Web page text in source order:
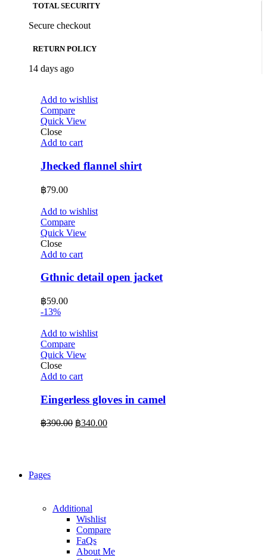
TOTAL SECURITY
Secure checkout
RETURN POLICY
14 days ago
Add to wishlist
Compare
Quick View
Close
Add to cart
Jhecked flannel shirt
฿79.00
Add to wishlist
Compare
Quick View
Close
Add to cart
Gthnic detail open jacket
฿59.00
-13%
Add to wishlist
Compare
Quick View
Close
Add to cart
Eingerless gloves in camel
฿390.00 Original
฿340.00Current
Pages
Additional
Wishlist
Compare
FaQs
About Me